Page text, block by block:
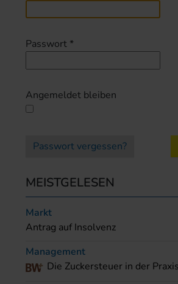
Passwort *
Angemeldet bleiben
Passwort vergessen?
MEISTGELESEN
Markt
Antrag auf Insolvenz
Management
Die Zuckersteuer in der Praxis